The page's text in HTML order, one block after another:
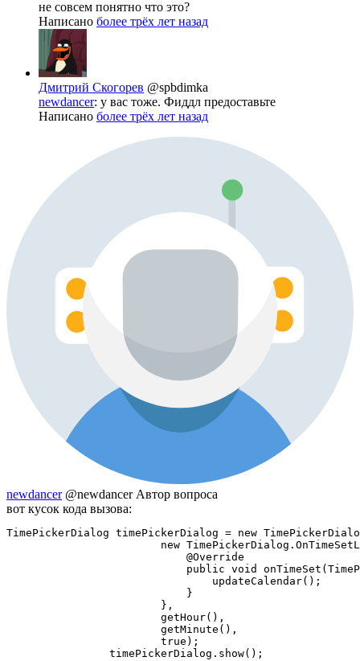
не совсем понятно что это?
Написано более трёх лет назад
Дмитрий Скогорев @spbdimka
newdancer: у вас тоже. Фиддл предоставьте
Написано более трёх лет назад
newdancer @newdancer Автор вопроса
вот кусок кода вызова:
TimePickerDialog timePickerDialog = new
new
                            @Override
public void
                                updateCalendar();
                            }
                        },
                        getHour(),
                        getMinute(),
                        true);
                timePickerDialog.show();